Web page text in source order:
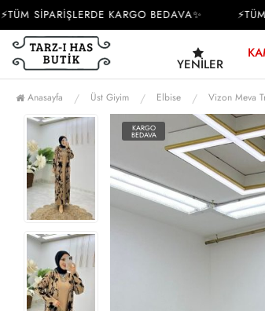
SİPARİŞLERDE KARGO BEDAVA✨ ⚡TÜM
YENILER
Anasayfa Üst Giyim Elbise Vizon Meva
KARGO
BEDAVA